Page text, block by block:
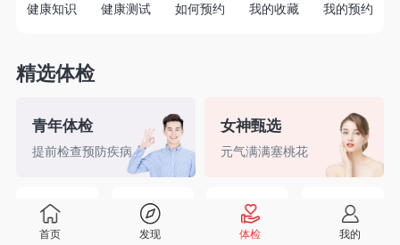
健康知识 健康测试 如何预约 我的收藏 我的预约
精选体检
青年体检
提前检查预防疾病
女神甄选
元气满满塞桃花
精英白领 备孕检查 入职体检 婚前检查
首页 发现 体检 我的